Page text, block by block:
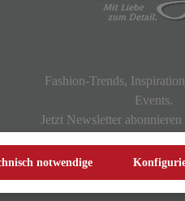
Fashion-Trends,
Events.
Jetzt Newsletter
notwendige